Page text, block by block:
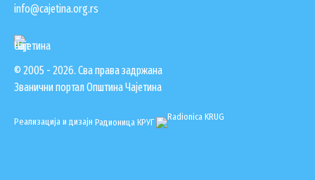
info@cajetina.org.rs
© 2005 - 2026. Сва права задржана
Званични портал Општина Чајетина
Реализација и дизајн Радионица КРУГ